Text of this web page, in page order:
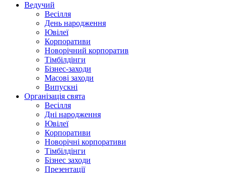
Ведучий
Весілля
День народження
Ювілеї
Корпоративи
Новорічний корпоратив
Тімбілдінги
Бізнес-заходи
Масові заходи
Випускні
Організація свята
Весілля
Дні народження
Ювілеї
Корпоративи
Новорічні корпоративи
Тімбілдінги
Бізнес заходи
Презентації